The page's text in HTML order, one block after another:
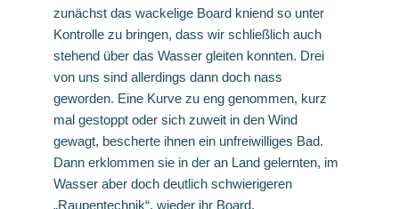
zunächst das wackelige Board kniend so unter
Kontrolle zu bringen, dass wir schließlich auch
stehend über das Wasser gleiten konnten. Drei
von uns sind allerdings dann doch nass
geworden. Eine Kurve zu eng genommen, kurz
mal gestoppt oder sich zuweit in den Wind
gewagt, bescherte ihnen ein unfreiwilliges Bad.
Dann erklommen sie in der an Land gelernten, im
Wasser aber doch deutlich schwierigeren
„Raupentechnik“, wieder ihr Board.